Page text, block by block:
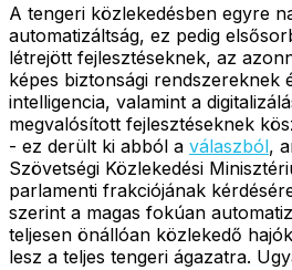
A tengeri közlekedésben egyre
automatizáltság, ez pedig
létrejött fejlesztéseknek, az
képes biztonsági rendszereknek
intelligencia, valamint a
megvalósított fejlesztéseknek
- ez derült ki abból a válaszból,
Szövetségi Közlekedési
parlamenti frakciójának
szerint a magas fokúan
teljesen önállóan közlekedő
lesz a teljes tengeri ágazatra.